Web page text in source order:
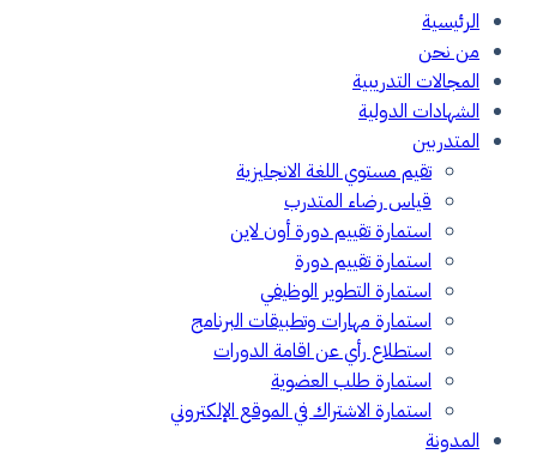
الرئيسية
من نحن
المجالات التدريبية
الشهادات الدولية
المتدربين
تقيم مستوي اللغة الانجليزية
قياس رضاء المتدرب
استمارة تقييم دورة أون لاين
استمارة تقييم دورة
استمارة التطوير الوظيفي
استمارة مهارات وتطبيقات البرنامج
استطلاع رأي عن اقامة الدورات
استمارة طلب العضوية
استمارة الاشتراك في الموقع الإلكتروني
المدونة